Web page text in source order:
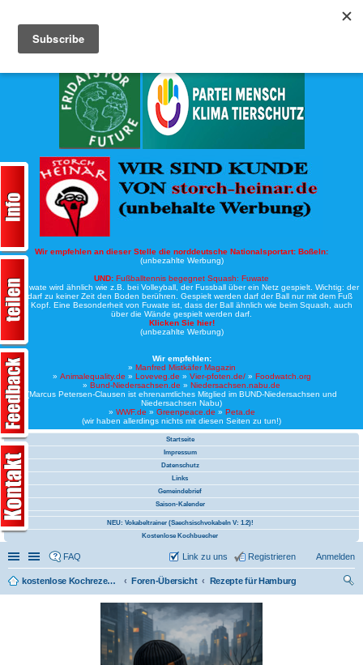
Wir empfehlen an dieser Stelle die norddeutsche Nationalsportart: Boßeln:
(unbezahlte Werbung)
UND: Fußballtennis begegnet Squash: Fuwate
Bei Fuwate wird ähnlich wie z.B. bei Volleyball, der Fussball über ein Netz gespielt. Wichtig: der
Ball darf zu keiner Zeit den Boden berühren. Gespielt werden darf der Ball nur mit dem Fuß
oder Kopf. Eine Besonderheit von Fuwate ist, dass der Ball ähnlich wie beim Squash, auch
über die Wände gespielt werden darf.
Klicken Sie hier!
(unbezahlte Werbung)
Wir empfehlen:
» Manfred Mistkäfer Magazin
» Animalequality.de » Loveveg.de » Vier-pfoten.de/» Foodwatch.org
» Bund-Niedersachsen.de » Niedersachsen.nabu.de
(Marcus Petersen-Clausen ist ehrenamtliches Mitglied im BUND-Niedersachsen und
Niedersachsen Nabu)
» WWF.de » Greenpeace.de » Peta.de
(wir haben allerdings nichts mit diesen Seiten zu tun!)
Startseite
Impressum
Datenschutz
Links
Gemeindebrief
Saison-Kalender
NEU: Vokabeltrainer (Saechsischvokabeln V: 1.2)!
Kostenlose Kochbuecher
Schnellzugriff
Linkliste
FAQ Anmelden
Registrieren
Link zu uns
kostenlose Kochrezepte und kostenlose Kochbücher Foren-Übersicht
Rezepte für Hamburg